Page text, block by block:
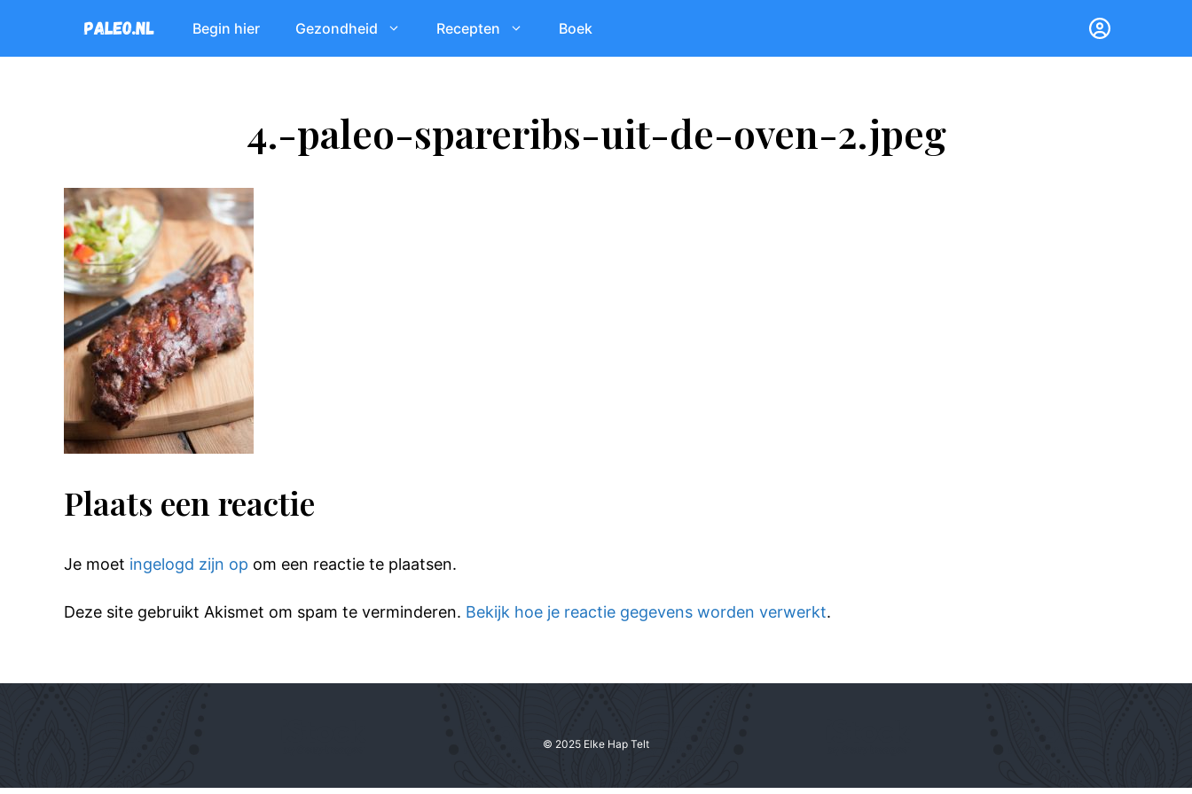
de
Begin hier Gezondheid Recepten Boek
4.-paleo-spareribs-uit-de-oven-2.jpeg
Plaats een reactie
Je moet ingelogd zijn op om een reactie te plaatsen.
Deze site gebruikt Akismet om spam te verminderen. Bekijk hoe je reactie gegevens worden verwerkt.
© 2025 Elke Hap Telt